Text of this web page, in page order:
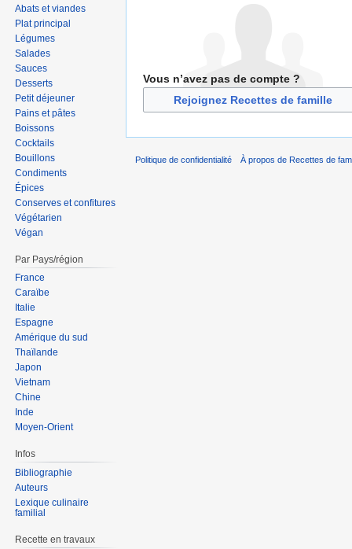
Vous n’avez pas de compte ?
Rejoignez Recettes de famille
Abats et viandes
Plat principal
Légumes
Salades
Sauces
Desserts
Petit déjeuner
Pains et pâtes
Boissons
Cocktails
Bouillons
Condiments
Épices
Conserves et confitures
Végétarien
Végan
Par Pays/région
France
Caraïbe
Italie
Espagne
Amérique du sud
Thaïlande
Japon
Vietnam
Chine
Inde
Moyen-Orient
Infos
Bibliographie
Auteurs
Lexique culinaire
familial
Recette en travaux
Politique de confidentialité À propos de Recettes de